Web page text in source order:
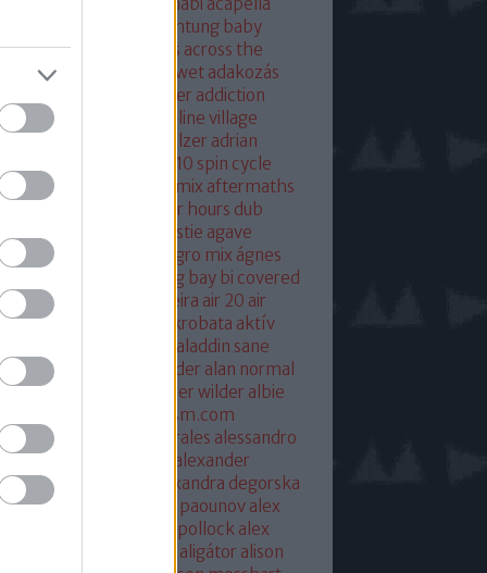
achtung baby
acoustic christmas across the
actress ac wet adakozás
adam weissler addiction
adrenaline
adrenaline village
adrian hielholzer adrian
ae10 spin cycle
afghan surgery mix aftermaths
after hours dub
agatha christie agave
agent orange aggro mix ágnes
ahk toong bay bi covered
berry airto moreira air 20 air
aix les baines akrobata aktív
aladdin sane
alan mcgee alan moulder alan normal
wilder
alber wilder albie
albumism.com
alejandro morales alessandro
alexander kowalski
alexander
alexander ridha
alexandra degorska
savior
alexandre paounov alex
alex pollock alex
aligátor alison